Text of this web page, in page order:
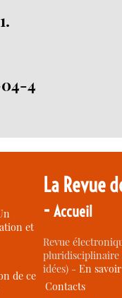
4
et
de ce
La Revue
-Accueil
Revue
idées) -En
Contacts